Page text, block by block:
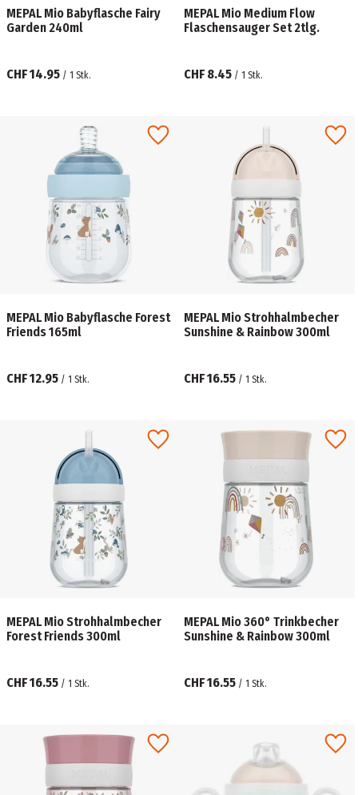
MEPAL Mio Babyflasche Fairy
Garden 240ml
CHF 14.95 / 1 Stk.
MEPAL Mio Medium Flow
Flaschensauger Set 2tlg.
CHF 8.45 / 1 Stk.
MEPAL Mio Babyflasche Forest
Friends 165ml
CHF 12.95 / 1 Stk.
MEPAL Mio Strohhalmbecher
Sunshine & Rainbow 300ml
CHF 16.55 / 1 Stk.
MEPAL Mio Strohhalmbecher
Forest Friends 300ml
CHF 16.55 / 1 Stk.
MEPAL Mio 360° Trinkbecher
Sunshine & Rainbow 300ml
CHF 16.55 / 1 Stk.